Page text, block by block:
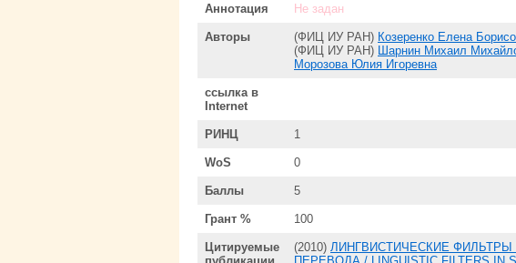
Аннотация Не задан
Авторы (ФИЦ ИУ РАН) Козеренко Елена
(ФИЦ ИУ РАН)
Шарнин Михаил
Морозова Юлия Игоревна
ссылка в
Internet
РИНЦ 1
WoS 0
Баллы 5
Грант % 100
Цитируемые
(2010) ЛИНГВИСТИЧЕСКИЕ